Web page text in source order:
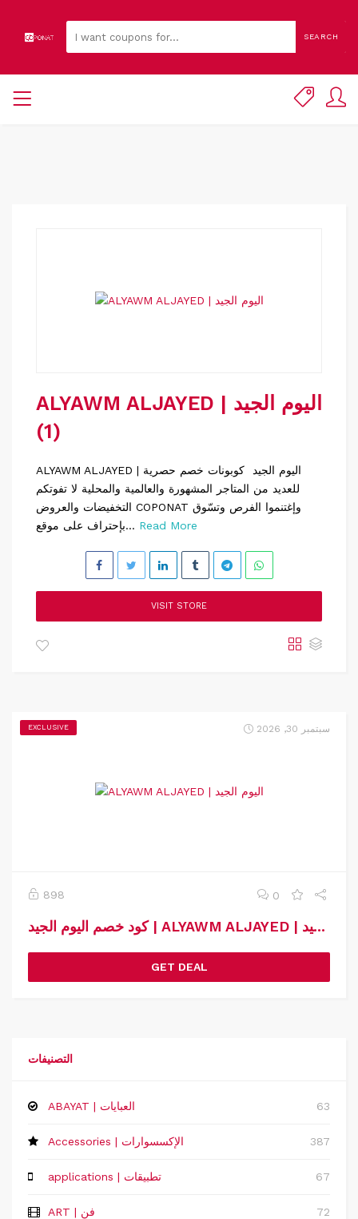
SEARCH
ALYAWM ALJAYED | اليوم الجيد
(1)
ALYAWM ALJAYED | اليوم الجيد كوبونات خصم حصرية
للعديد من المتاجر المشهورة والعالمية والمحلية لا تفوتكم
التخفيضات والعروض COPONAT وإغتنموا الفرص وتسّوق
بإحتراف على موقع... Read More
VISIT STORE
EXCLUSIVE سبتمبر 30, 2026
898 0
كود خصم اليوم الجيد | ALYAWM ALJAYED | كوبون خصم اليوم الجيد
GET DEAL
التصنيفات
ABAYAT | العبايات 63
Accessories | الإكسسوارات 387
applications | تطبيقات 67
ART | فن 72